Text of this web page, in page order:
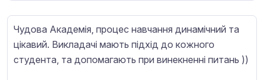
Чудова Академія, процес навчання динамічний та
цікавий. Викладачі мають підхід до кожного
студента, та допомагають при винекненні питань ))